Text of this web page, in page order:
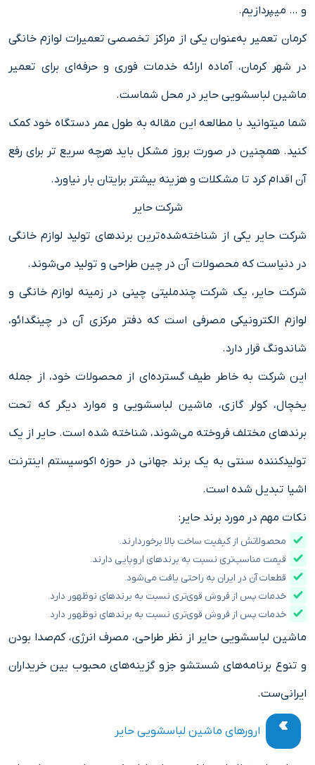
و … میپردازیم.
کرمان تعمیر به‌عنوان یکی از مراکز تخصصی تعمیرات لوازم خانگی
در شهر کرمان، آماده ارائه خدمات فوری و حرفه‌ای برای تعمیر
ماشین لباسشویی حایر در محل شماست.
شما میتوانید با مطالعه این مقاله به طول عمر دستگاه خود کمک
کنید. همچنین در صورت بروز مشکل باید هرچه سریع تر برای رفع
آن اقدام کرد تا مشکلات و هزینه بیشتر برایتان بار نیاورد.
شرکت حایر
شرکت حایر یکی از شناخته‌شده‌ترین برندهای تولید لوازم خانگی
در دنیاست که محصولات آن در چین طراحی و تولید می‌شوند.
شرکت حایر ، یک شرکت چندملیتی چینی در زمینه لوازم خانگی و
لوازم الکترونیکی مصرفی است که دفتر مرکزی آن در چینگدائو،
شاندونگ قرار دارد.
این شرکت به خاطر طیف گسترده‌ای از محصولات خود، از جمله
یخچال، کولر گازی، ماشین لباسشویی و موارد دیگر که تحت
برندهای مختلف فروخته می‌شوند، شناخته شده است. حایر از یک
تولیدکننده سنتی به یک برند جهانی در حوزه اکوسیستم اینترنت
اشیا تبدیل شده است.
نکات مهم در مورد برند حایر:
محصولاتش از کیفیت ساخت بالا برخوردارند.
قیمت مناسب‌تری نسبت به برندهای اروپایی دارند.
قطعات آن در ایران به راحتی یافت می‌شود.
خدمات پس از فروش قوی‌تری نسبت به برندهای نوظهور دارد.
خدمات پس از فروش قوی‌تری نسبت به برندهای نوظهور دارد.
ماشین لباسشویی حایر از نظر طراحی، مصرف انرژی، کم‌صدا بودن
و تنوع برنامه‌های شستشو جزو گزینه‌های محبوب بین خریداران
ایرانی‌ست.
ارورهای ماشین لباسشویی حایر